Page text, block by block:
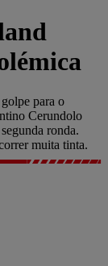
para o
Cerundolo
ronda.
muita tinta.